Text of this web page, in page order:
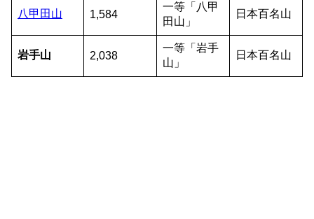
八甲田山 1,584
一等「八甲
田山」
日本百名山
岩手山 2,038
一等「岩手
山」
日本百名山